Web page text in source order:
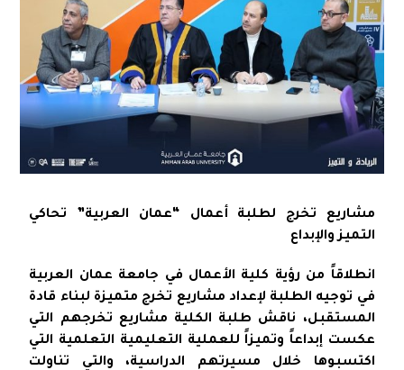
مشاريع تخرج لطلبة أعمال “عمان العربية” تحاكي
التميز والإبداع
انطلاقاً من رؤية كلية الأعمال في جامعة عمان العربية
في توجيه الطلبة لإعداد مشاريع تخرج متميزة لبناء قادة
المستقبل، ناقش طلبة الكلية مشاريع تخرجهم التي
عكست إبداعاً وتميزاً للعملية التعليمية التعلمية التي
اكتسبوها خلال مسيرتهم الدراسية، والتي تناولت